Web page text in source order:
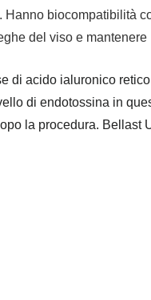
biocompatibilità
del viso e
di acido ialuronico
di endotossina in
la procedura.